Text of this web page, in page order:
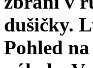
du­šičky.
Pohled